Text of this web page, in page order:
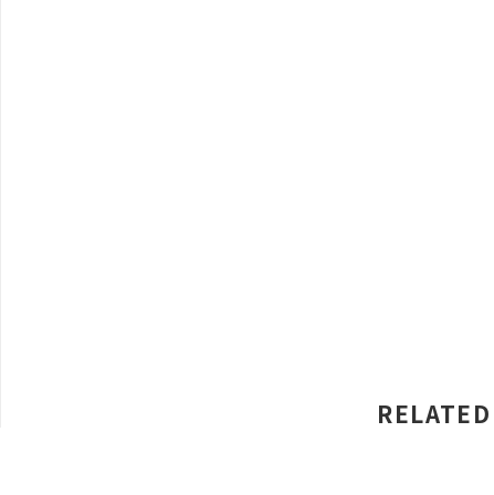
RELATED